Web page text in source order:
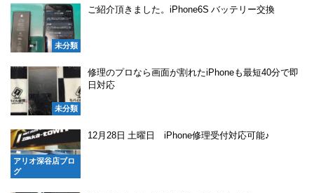
未分類
ご紹介頂きました。iPhone6S バッテリー交換
未分類
修理のプロなら画面が割れたiPhoneも最短40分で即
日対応
アリオ深谷店ブロ
グ
12月28日 土曜日 iPhone修理受付対応可能♪